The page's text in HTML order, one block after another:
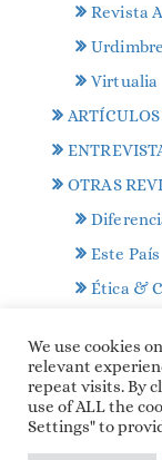
Revista
Urdimbre
Virtualia
OTRAS
Este País
Ética &
All right
We use cookies
relevant
repeat visits. By
use of ALL the
Settings" to